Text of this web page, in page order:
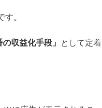
す。
の収益化手段」
として定着